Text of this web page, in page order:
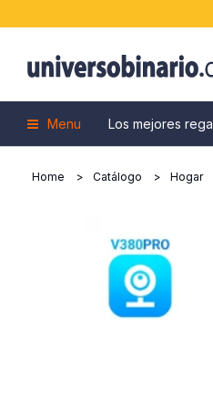
Menu Los mejores
Home Catálogo Hogar